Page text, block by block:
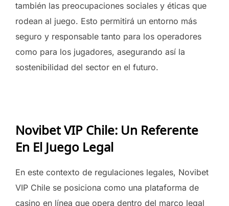
también las preocupaciones sociales y éticas que
rodean al juego. Esto permitirá un entorno más
seguro y responsable tanto para los operadores
como para los jugadores, asegurando así la
sostenibilidad del sector en el futuro.
Novibet VIP Chile: Un Referente
En El Juego Legal
En este contexto de regulaciones legales, Novibet
VIP Chile se posiciona como una plataforma de
casino en línea que opera dentro del marco legal